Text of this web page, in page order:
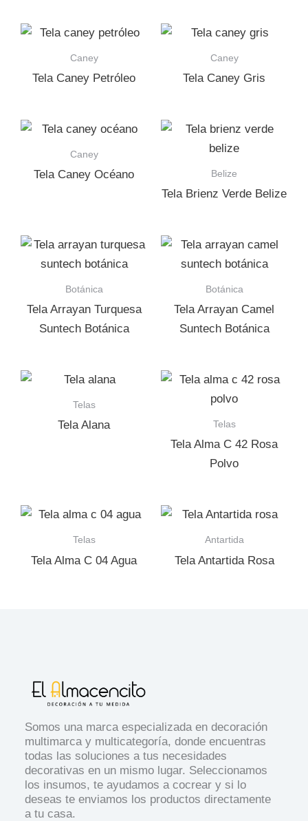
Caney
Tela Caney Petróleo
Caney
Tela Caney Gris
Caney
Tela Caney Océano Belize
Tela Brienz Verde Belize
Botánica
Tela Arrayan Turquesa
Suntech Botánica
Botánica
Tela Arrayan Camel
Suntech Botánica
Telas
Tela Alana Telas
Tela Alma C 42 Rosa
Polvo
Telas
Tela Alma C 04 Agua
Antartida
Tela Antartida Rosa
Somos una marca especializada en decoración
multimarca y multicategoría, donde encuentras
todas las soluciones a tus necesidades
decorativas en un mismo lugar. Seleccionamos
los insumos, te ayudamos a cocrear y si lo
deseas te enviamos los productos directamente
a tu casa.